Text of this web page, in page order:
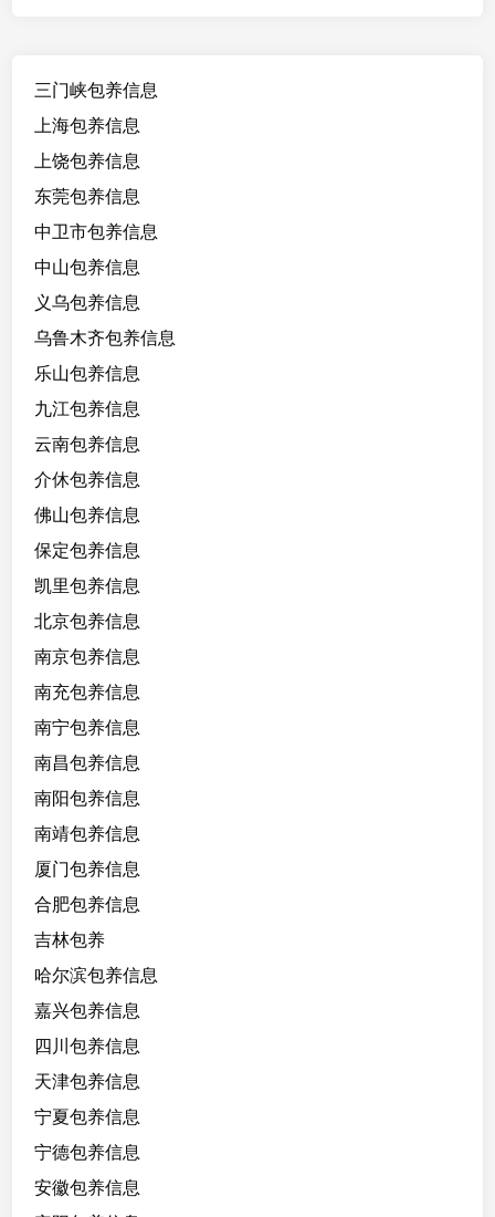
1
7
/
9
2
B
，
平
喜
欢
画
爱
看
展
爱
游
戏
柔
有
点
向
听
三门峡包养信息
上海包养信息
上饶包养信息
东莞包养信息
中卫市包养信息
中山包养信息
义乌包养信息
乌鲁木齐包养信息
乐山包养信息
九江包养信息
云南包养信息
介休包养信息
佛山包养信息
保定包养信息
凯里包养信息
北京包养信息
南京包养信息
南充包养信息
南宁包养信息
南昌包养信息
南阳包养信息
南靖包养信息
厦门包养信息
合肥包养信息
吉林包养
哈尔滨包养信息
嘉兴包养信息
四川包养信息
天津包养信息
宁夏包养信息
宁德包养信息
安徽包养信息